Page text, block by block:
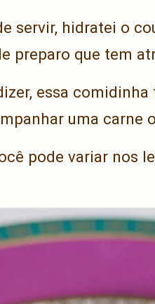
servir, hidratei o
preparo que tem
essa
uma carne
pode variar nos